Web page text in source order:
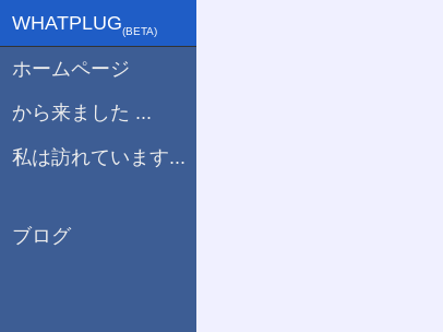
WHATPLUG(ΒETA)
ホームページ
から来ました ...
私は訪れています...
ブログ